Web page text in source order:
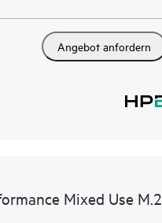
Angebot anfordern
Mixed Use M.2